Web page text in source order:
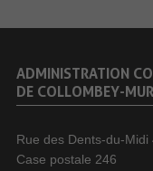
ADMINISTRATION
DE COLLOMBEY-
Rue des Dents-du-Midi
Case postale 246